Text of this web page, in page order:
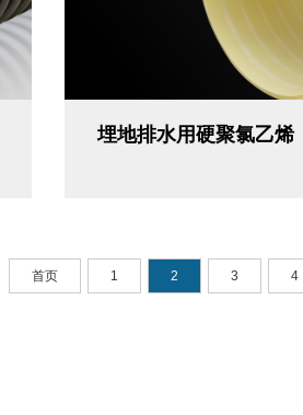
埋地排水用硬聚氯乙烯
首页 1 2 3 4